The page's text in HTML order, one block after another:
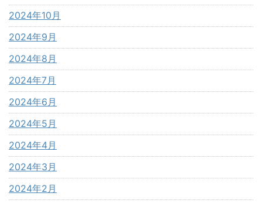
2024年10月
2024年9月
2024年8月
2024年7月
2024年6月
2024年5月
2024年4月
2024年3月
2024年2月